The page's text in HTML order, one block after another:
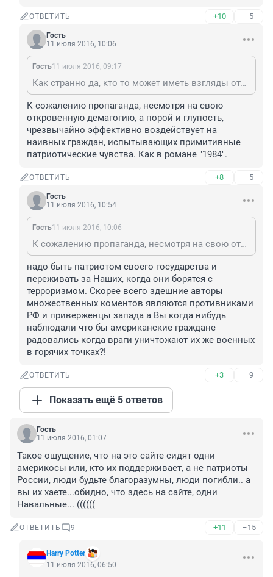
ОТВЕТИТЬ +10 –5
Гость
11 июля 2016, 10:06
Гость11 июля 2016, 09:17
Как странно да, кто то может иметь взгляды отличные от ТВ пропаганды. А вы продолжайте ходить строем, мы - за разнообразие в природе. XD
К сожалению пропаганда, несмотря на свою
откровенную демагогию, а порой и глупость,
чрезвычайно эффективно воздействует на
наивных граждан, испытывающих примитивные
патриотические чувства. Как в романе "1984".
ОТВЕТИТЬ +8 –5
Гость
11 июля 2016, 10:54
Гость11 июля 2016, 10:06
К сожалению пропаганда, несмотря на свою откровенную демагогию, а порой и глупость, чрезвычайно эффективно воздействует на наивных граждан, испытывающих примитивные патриотические чувства. Как в романе "1984".
надо быть патриотом своего государства и
переживать за Наших, когда они борятся с
терроризмом. Скорее всего здешние авторы
множественных коментов являются противниками
РФ и приверженцы запада а Вы когда нибудь
наблюдали что бы американские граждане
радовались когда враги уничтожают их же военных
в горячих точках?!
ОТВЕТИТЬ +3 –9
Показать ещё 5 ответов
Гость
11 июля 2016, 01:07
Такое ощущение, что на это сайте сидят одни
америкосы или, кто их поддерживает, а не патриоты
России, люди будьте благоразумны, люди погибли.. а
вы их хаете...обидно, что здесь на сайте, одни
Навальные... ((((((
ОТВЕТИТЬ 9 +11 –15
Harry Potter
11 июля 2016, 06:50